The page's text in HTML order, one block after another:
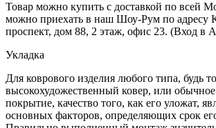
Товар можно купить с доставкой по всей
можно приехать в наш Шоу-Рум по адресу
проспект, дом 88, 2 этаж, офис 23. (Вход в
Укладка
Для коврового изделия любого типа, будь то
высокохудожественный ковер, или
покрытие, качество того, как его уложат,
основных факторов, определяющих срок